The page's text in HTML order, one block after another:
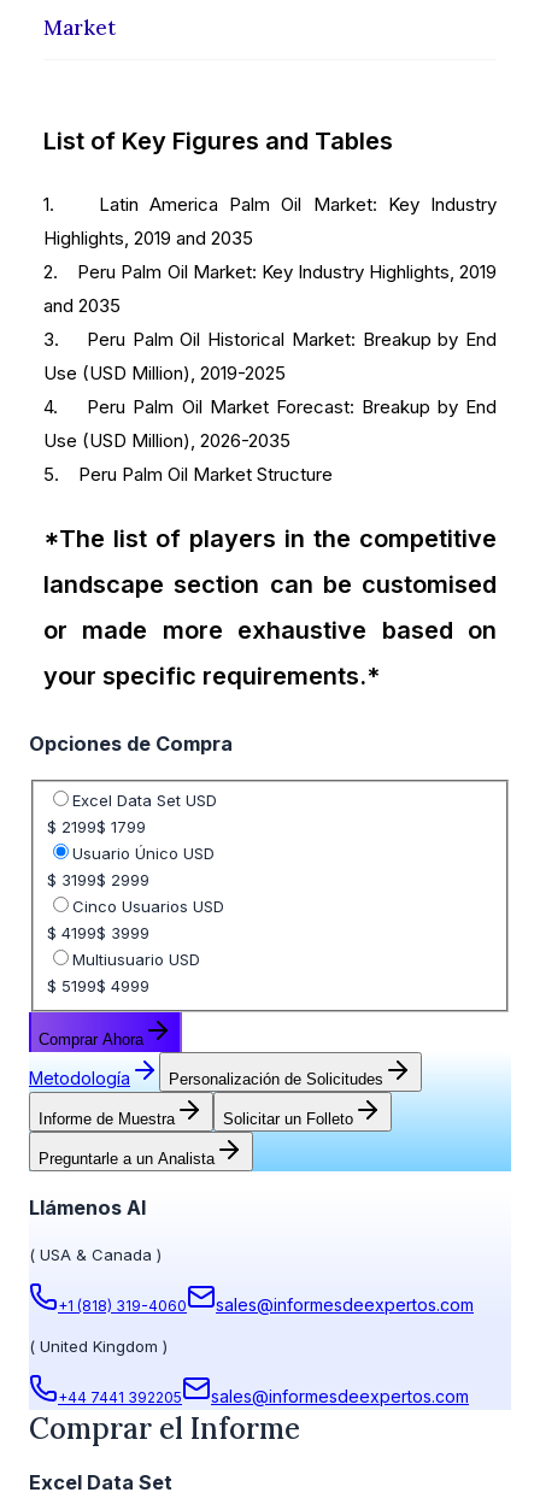
Market
List of Key Figures and Tables
1. Latin America Palm Oil Market: Key Industry
Highlights, 2019 and 2035
2. Peru Palm Oil Market: Key Industry Highlights, 2019
and 2035
3. Peru Palm Oil Historical Market: Breakup by End
Use (USD Million), 2019-2025
4. Peru Palm Oil Market Forecast: Breakup by End
Use (USD Million), 2026-2035
5. Peru Palm Oil Market Structure
*The list of players in the competitive
landscape section can be customised
or made more exhaustive based on
your specific requirements.*
Opciones de Compra
Seleccione opción de precio
Excel Data Set USD
$ 2199$ 1799
Usuario Único USD
$ 3199$ 2999
Cinco Usuarios USD
$ 4199$ 3999
Multiusuario USD
$ 5199$ 4999
Comprar Ahora
Metodología Personalización de Solicitudes
Informe de Muestra Solicitar un Folleto
Preguntarle a un Analista
Llámenos Al
( USA & Canada )
+1 (818) 319-4060 sales@informesdeexpertos.com
( United Kingdom )
+44 7441 392205 sales@informesdeexpertos.com
Comprar el Informe
Excel Data Set